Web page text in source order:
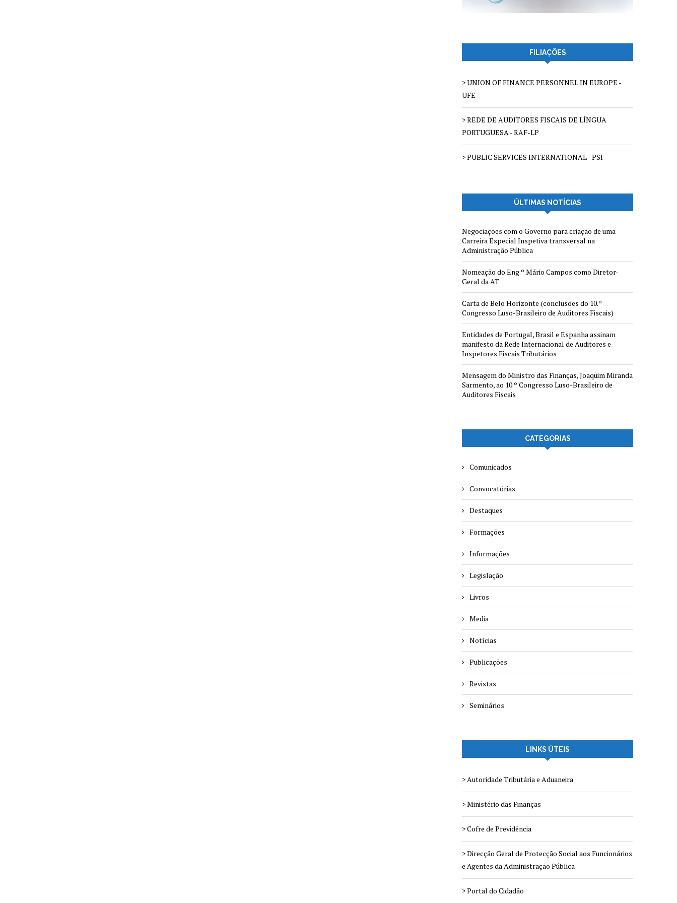
FILIAÇÕES
> UNION OF FINANCE PERSONNEL IN EUROPE -
UFE
> REDE DE AUDITORES FISCAIS DE LÍNGUA
PORTUGUESA - RAF-LP
> PUBLIC SERVICES INTERNATIONAL - PSI
ÚLTIMAS NOTÍCIAS
Negociações com o Governo para criação de uma
Carreira Especial Inspetiva transversal na
Administração Pública
Nomeação do Eng.º Mário Campos como Diretor-
Geral da AT
Carta de Belo Horizonte (conclusões do 10.º
Congresso Luso-Brasileiro de Auditores Fiscais)
Entidades de Portugal, Brasil e Espanha assinam
manifesto da Rede Internacional de Auditores e
Inspetores Fiscais Tributários
Mensagem do Ministro das Finanças, Joaquim Miranda
Sarmento, ao 10.º Congresso Luso-Brasileiro de
Auditores Fiscais
CATEGORIAS
Comunicados
Convocatórias
Destaques
Formações
Informações
Legislação
Livros
Media
Notícias
Publicações
Revistas
Seminários
LINKS ÚTEIS
> Autoridade Tributária e Aduaneira
> Ministério das Finanças
> Cofre de Previdência
> Direcção Geral de Protecção Social aos Funcionários
e Agentes da Administração Pública
> Portal do Cidadão